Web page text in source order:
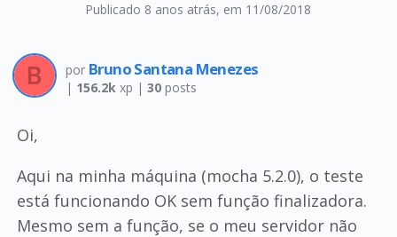
Publicado 8 anos atrás, em 11/08/2018
por Bruno Santana Menezes
| 156.2kxp | 30posts
Oi,
Aqui na minha máquina (mocha 5.2.0), o teste
está funcionando OK sem função finalizadora.
Mesmo sem a função, se o meu servidor não